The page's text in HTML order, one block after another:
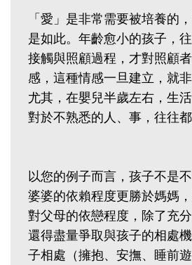
「愛」是非常需要被培養的
是如此。年齡愈小的孩子，
接觸與照顧過程，才對照顧
感，這種情感一旦建立，就非
尤其，在嬰兒半歲左右，生
對於不熟悉的人、事，往往都
以您的例子而言，孩子不是
婆婆的依賴程度更勝於媽媽
對父母的依戀程度，除了充
還得盡量爭取與孩子的相處
子相處（擁抱、安撫、睡前